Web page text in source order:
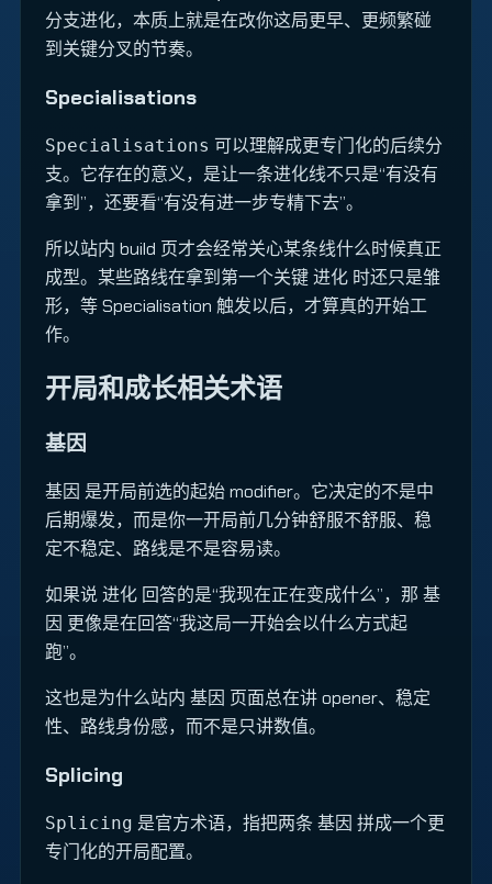
分支进化，本质上就是在改你这局更早、更频繁碰
到关键分叉的节奏。
Specialisations
Specialisations 可以理解成更专门化的后续分
支。它存在的意义，是让一条进化线不只是“有没有
拿到”，还要看“有没有进一步专精下去”。
所以站内 build 页才会经常关心某条线什么时候真正
成型。某些路线在拿到第一个关键 进化 时还只是雏
形，等 Specialisation 触发以后，才算真的开始工
作。
开局和成长相关术语
基因
基因 是开局前选的起始 modifier。它决定的不是中
后期爆发，而是你一开局前几分钟舒服不舒服、稳
定不稳定、路线是不是容易读。
如果说 进化 回答的是“我现在正在变成什么”，那 基
因 更像是在回答“我这局一开始会以什么方式起
跑”。
这也是为什么站内 基因 页面总在讲 opener、稳定
性、路线身份感，而不是只讲数值。
Splicing
Splicing 是官方术语，指把两条 基因 拼成一个更
专门化的开局配置。